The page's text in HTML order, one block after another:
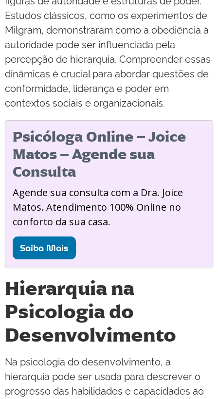
Estudos clássicos, como os experimentos de
Milgram, demonstraram como a obediência à
autoridade pode ser influenciada pela
percepção de hierarquia. Compreender essas
dinâmicas é crucial para abordar questões de
conformidade, liderança e poder em
contextos sociais e organizacionais.
Psicóloga Online – Joice
Matos – Agende sua
Consulta
Agende sua consulta com a Dra. Joice
Matos. Atendimento 100% Online no
conforto da sua casa.
Saiba Mais
Hierarquia na
Psicologia do
Desenvolvimento
Na psicologia do desenvolvimento, a
hierarquia pode ser usada para descrever o
progresso das habilidades e capacidades ao